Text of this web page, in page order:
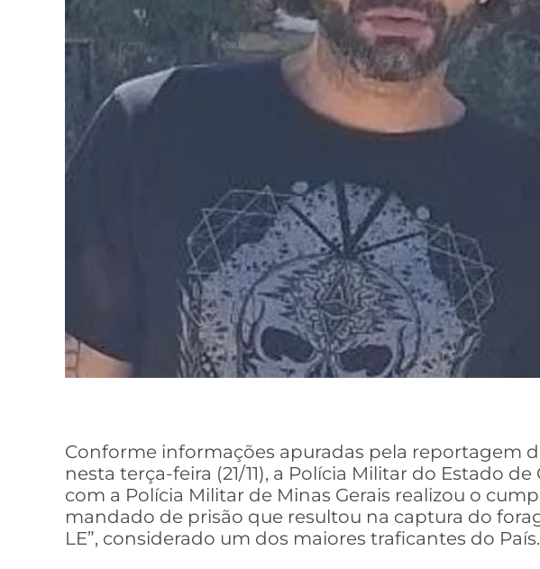
Conforme informações apuradas pela reportagem
nesta terça-feira (21/11), a Polícia Militar do Estado
com a Polícia Militar de Minas Gerais realizou o
mandado de prisão que resultou na captura do
LE”, considerado um dos maiores traficantes do País.